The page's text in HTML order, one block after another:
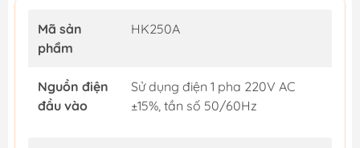
Mã sản
phẩm
HK250A
Nguồn điện
đầu vào
Sử dụng điện 1 pha 220V AC
±15%, tần số 50/60Hz